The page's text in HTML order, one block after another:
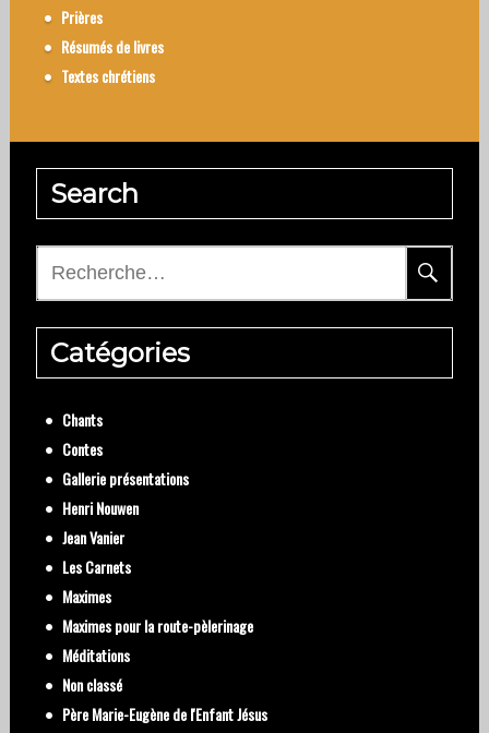
Prières
Résumés de livres
Textes chrétiens
Search
Rechercher :
Catégories
Chants
Contes
Gallerie présentations
Henri Nouwen
Jean Vanier
Les Carnets
Maximes
Maximes pour la route-pèlerinage
Méditations
Non classé
Père Marie-Eugène de l'Enfant Jésus